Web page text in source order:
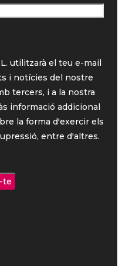
utilitzarà el teu e-mail
i notícies del nostre
tercers, i a la nostra
informació addicional
la forma d'exercir els
entre d'altres.